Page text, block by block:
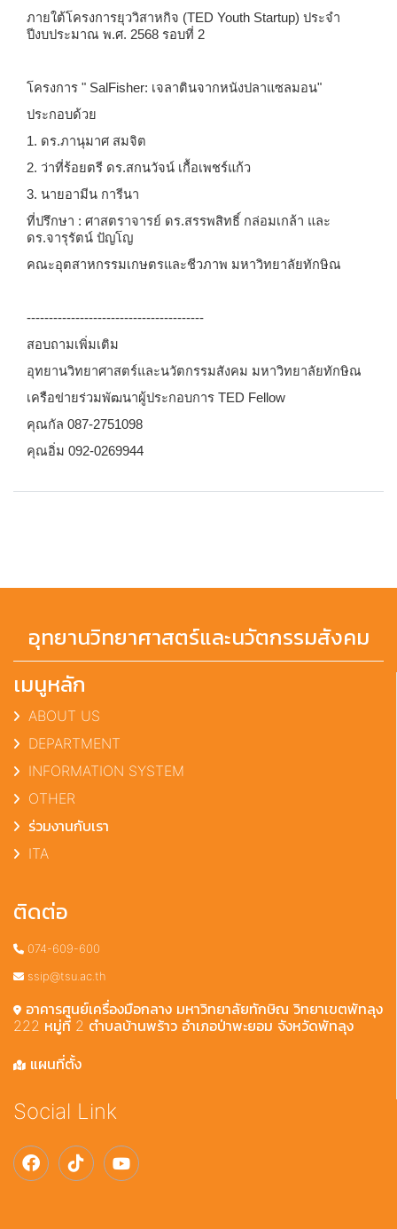
ภายใต้โครงการยุววิสาหกิจ (TED Youth Startup) ประจำ
ปีงบประมาณ พ.ศ. 2568 รอบที่ 2
โครงการ " SalFisher: เจลาตินจากหนังปลาแซลมอน"
ประกอบด้วย
1. ดร.ภานุมาศ สมจิต
2. ว่าที่ร้อยตรี ดร.สกนวัจน์ เกื้อเพชร์แก้ว
3. นายอามีน การีนา
ที่ปรึกษา : ศาสตราจารย์ ดร.สรรพสิทธิ์ กล่อมเกล้า และ
ดร.จารุรัตน์ ปัญโญ
คณะอุตสาหกรรมเกษตรและชีวภาพ มหาวิทยาลัยทักษิณ
----------------------------------------
สอบถามเพิ่มเติม
อุทยานวิทยาศาสตร์และนวัตกรรมสังคม มหาวิทยาลัยทักษิณ
เครือข่ายร่วมพัฒนาผู้ประกอบการ TED Fellow
คุณกัล 087-2751098
คุณอิ่ม 092-0269944
อุทยานวิทยาศาสตร์และนวัตกรรมสังคม
เมนูหลัก
ABOUT US
DEPARTMENT
INFORMATION SYSTEM
OTHER
ร่วมงานกับเรา
ITA
ติดต่อ
074-609-600
ssip@tsu.ac.th
อาคารศูนย์เครื่องมือกลาง มหาวิทยาลัยทักษิณ วิทยาเขตพัทลุง
222 หมู่ที่ 2 ตำบลบ้านพร้าว อำเภอป่าพะยอม จังหวัดพัทลุง
แผนที่ตั้ง
Social Link